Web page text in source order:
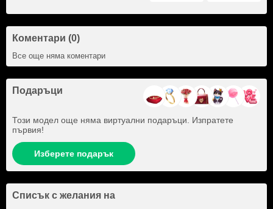
Коментари (0)
Все още няма коментари
Подаръци
Този модел още няма виртуални подаръци. Изпратете
първия!
Изберете подарък
Списък с желания на